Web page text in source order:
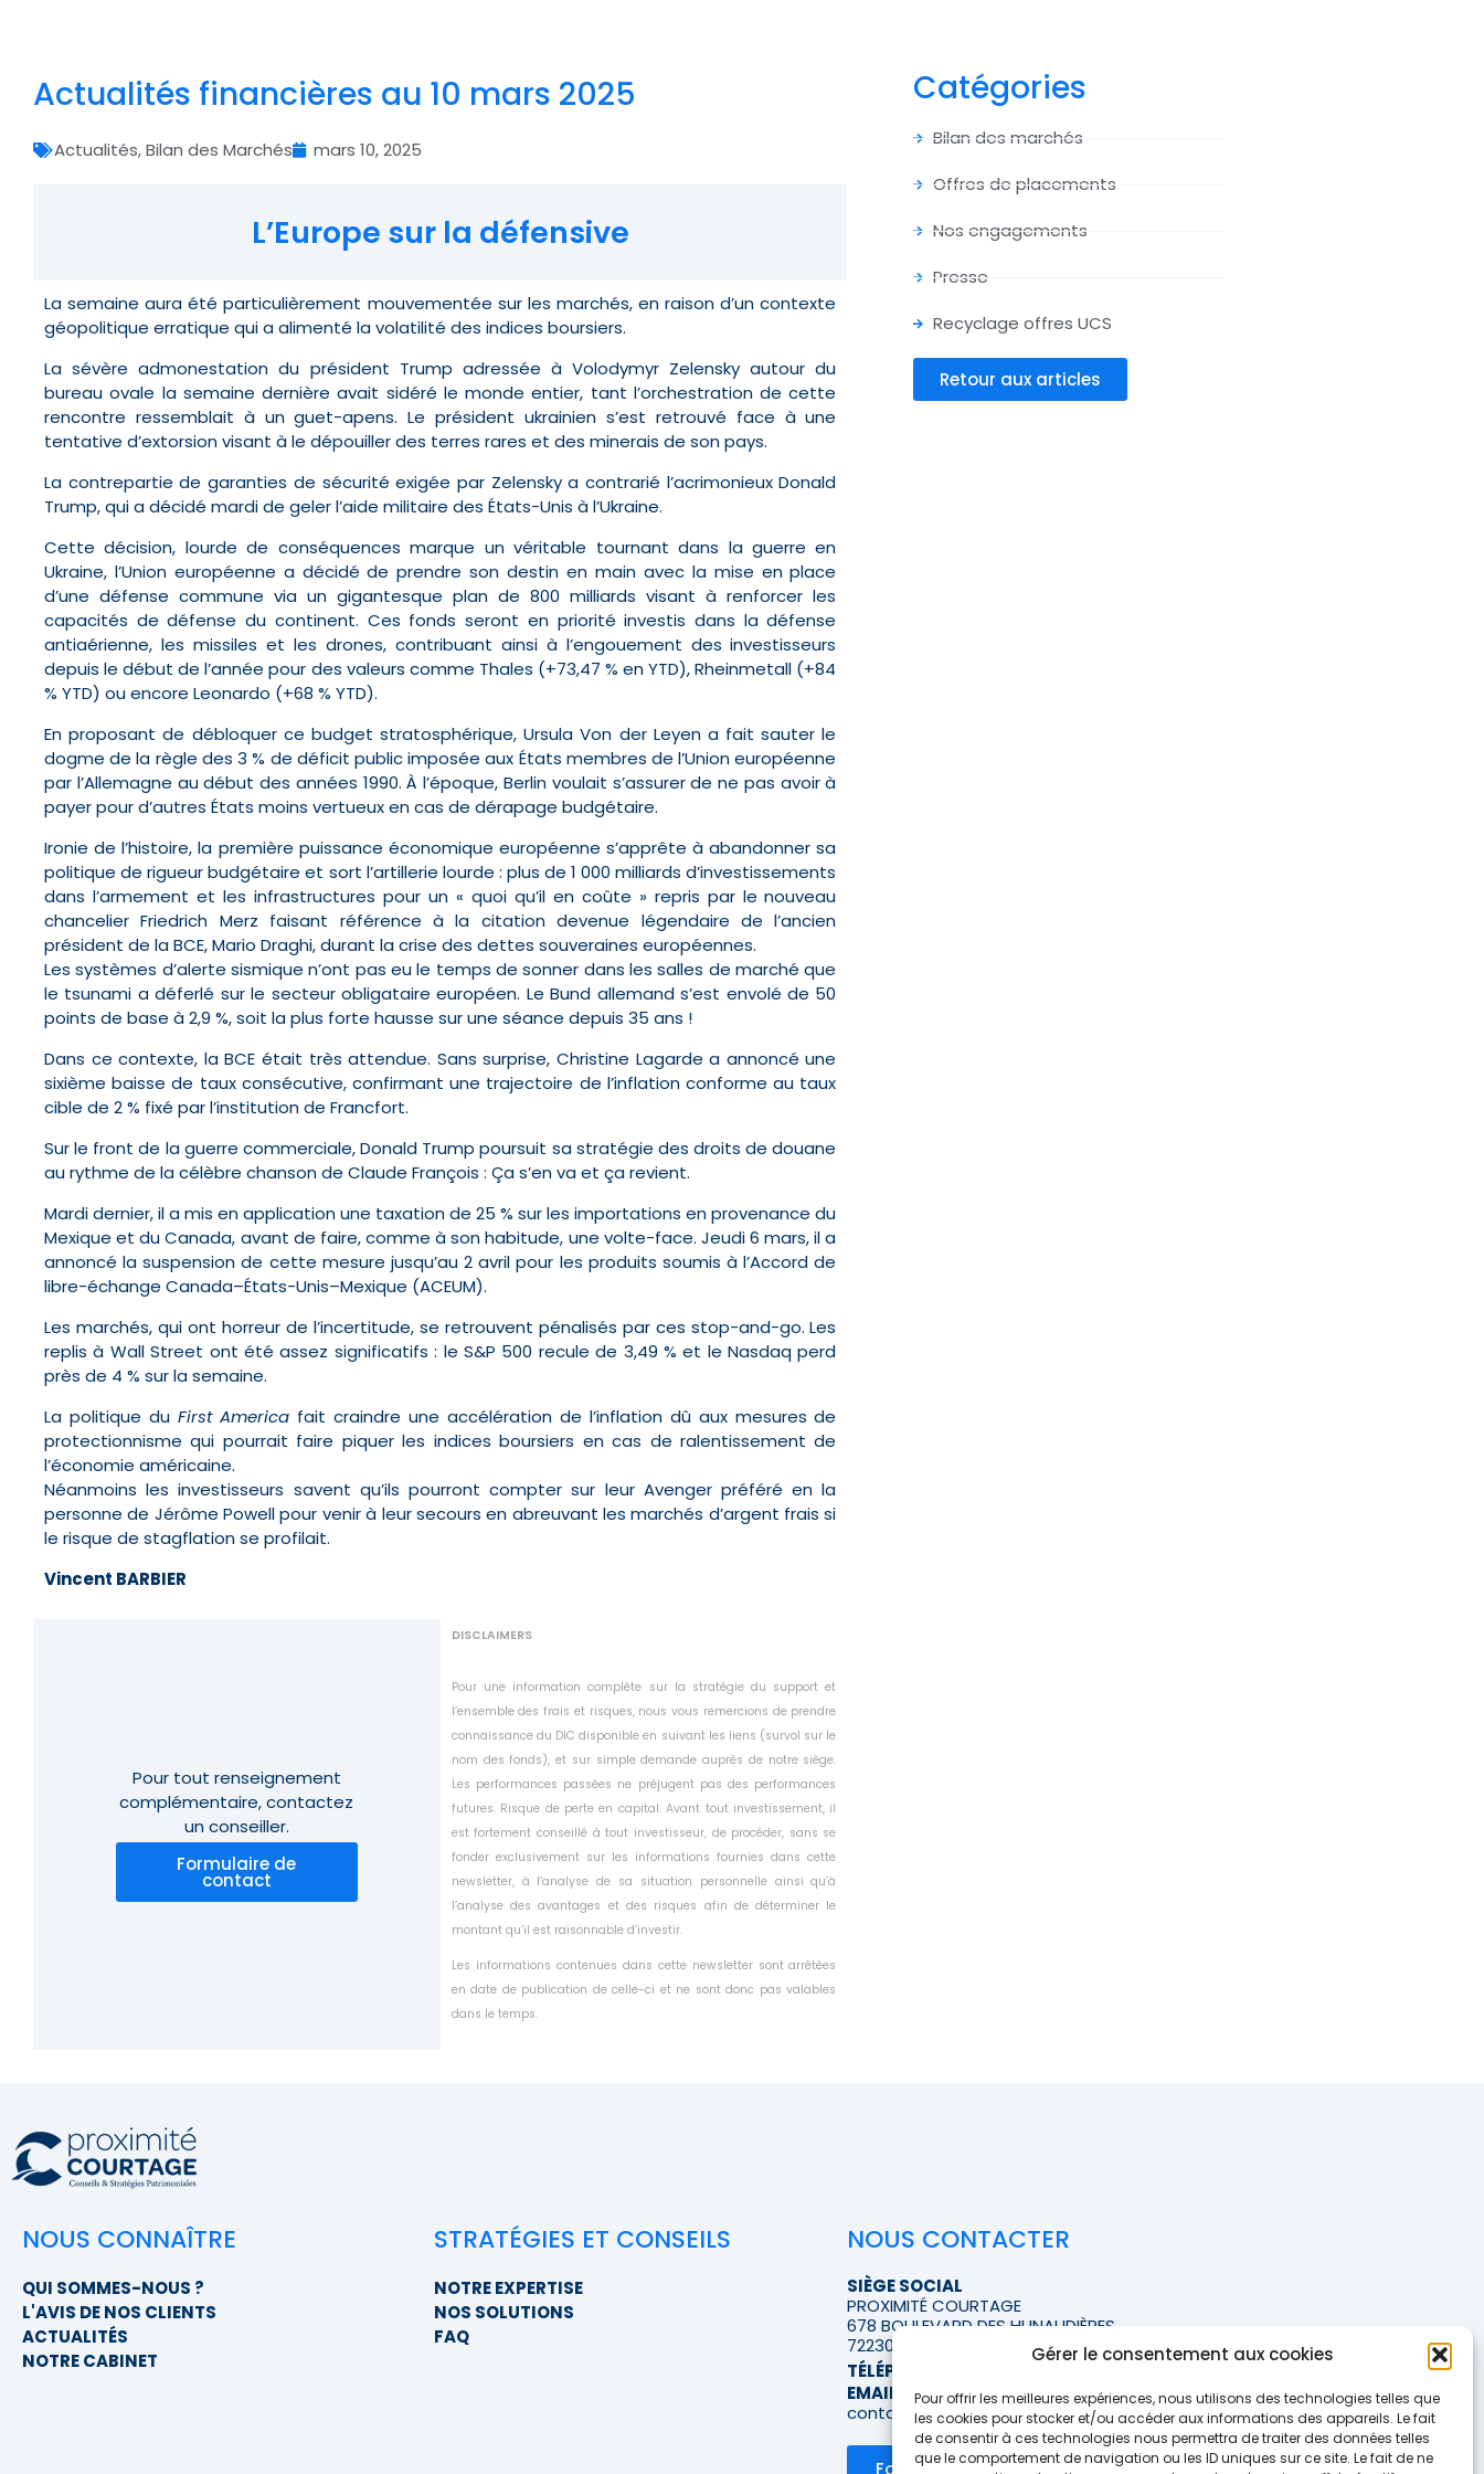
Gérer le consentement aux cookies
Pour offrir les meilleures expériences, nous utilisons des technologies telles que
les cookies pour stocker et/ou accéder aux informations des appareils. Le fait
de consentir à ces technologies nous permettra de traiter des données telles
que le comportement de navigation ou les ID uniques sur ce site. Le fait de ne
Actualités financières au 10 mars 2025
Actualités,Bilan des Marchés mars 10, 2025
L’Europe sur la défensive
La semaine aura été particulièrement mouvementée sur les marchés, en raison d’un contexte
géopolitique erratique qui a alimenté la volatilité des indices boursiers.
La sévère admonestation du président Trump adressée à Volodymyr Zelensky autour du
bureau ovale la semaine dernière avait sidéré le monde entier, tant l’orchestration de cette
rencontre ressemblait à un guet-apens. Le président ukrainien s’est retrouvé face à une
tentative d’extorsion visant à le dépouiller des terres rares et des minerais de son pays.
La contrepartie de garanties de sécurité exigée par Zelensky a contrarié l’acrimonieux Donald
Trump, qui a décidé mardi de geler l’aide militaire des États-Unis à l’Ukraine.
Cette décision, lourde de conséquences marque un véritable tournant dans la guerre en
Ukraine, l’Union européenne a décidé de prendre son destin en main avec la mise en place
d’une défense commune via un gigantesque plan de 800 milliards visant à renforcer les
capacités de défense du continent. Ces fonds seront en priorité investis dans la défense
antiaérienne, les missiles et les drones, contribuant ainsi à l’engouement des investisseurs
depuis le début de l’année pour des valeurs comme Thales (+73,47 % en YTD), Rheinmetall (+84
% YTD) ou encore Leonardo (+68 % YTD).
En proposant de débloquer ce budget stratosphérique, Ursula Von der Leyen a fait sauter le
dogme de la règle des 3 % de déficit public imposée aux États membres de l’Union européenne
par l’Allemagne au début des années 1990. À l’époque, Berlin voulait s’assurer de ne pas avoir à
payer pour d’autres États moins vertueux en cas de dérapage budgétaire.
Ironie de l’histoire, la première puissance économique européenne s’apprête à abandonner sa
politique de rigueur budgétaire et sort l’artillerie lourde : plus de 1 000 milliards d’investissements
dans l’armement et les infrastructures pour un « quoi qu’il en coûte » repris par le nouveau
chancelier Friedrich Merz faisant référence à la citation devenue légendaire de l’ancien
président de la BCE, Mario Draghi, durant la crise des dettes souveraines européennes.
Les systèmes d’alerte sismique n’ont pas eu le temps de sonner dans les salles de marché que
le tsunami a déferlé sur le secteur obligataire européen. Le Bund allemand s’est envolé de 50
points de base à 2,9 %, soit la plus forte hausse sur une séance depuis 35 ans !
Dans ce contexte, la BCE était très attendue. Sans surprise, Christine Lagarde a annoncé une
sixième baisse de taux consécutive, confirmant une trajectoire de l’inflation conforme au taux
cible de 2 % fixé par l’institution de Francfort.
Sur le front de la guerre commerciale, Donald Trump poursuit sa stratégie des droits de douane
au rythme de la célèbre chanson de Claude François : Ça s’en va et ça revient.
Mardi dernier, il a mis en application une taxation de 25 % sur les importations en provenance du
Mexique et du Canada, avant de faire, comme à son habitude, une volte-face. Jeudi 6 mars, il a
annoncé la suspension de cette mesure jusqu’au 2 avril pour les produits soumis à l’Accord de
libre-échange Canada–États-Unis–Mexique (ACEUM).
Les marchés, qui ont horreur de l’incertitude, se retrouvent pénalisés par ces stop-and-go. Les
replis à Wall Street ont été assez significatifs : le S&P 500 recule de 3,49 % et le Nasdaq perd
près de 4 % sur la semaine.
La politique du First Americafait craindre une accélération de l’inflation dû aux mesures de
protectionnisme qui pourrait faire piquer les indices boursiers en cas de ralentissement de
l’économie américaine.
Néanmoins les investisseurs savent qu’ils pourront compter sur leur Avenger préféré en la
personne de Jérôme Powell pour venir à leur secours en abreuvant les marchés d’argent frais si
le risque de stagflation se profilait.
Vincent BARBIER
Pour tout renseignement
complémentaire,contactez
un conseiller.
Formulaire de
contact
DISCLAIMERS
Pour une information complète sur la stratégie du support et
l’ensemble des frais et risques, nous vous remercions de prendre
connaissance du DIC disponible en suivant les liens (survol sur le
nom des fonds), et sur simple demande auprès de notre siège.
Les performances passées ne préjugent pas des performances
futures. Risque de perte en capital. Avant tout investissement, il
est fortement conseillé à tout investisseur, de procéder, sans se
fonder exclusivement sur les informations fournies dans cette
newsletter, à l’analyse de sa situation personnelle ainsi qu’à
l’analyse des avantages et des risques afin de déterminer le
montant qu’il est raisonnable d’investir.
Les informations contenues dans cette newsletter sont arrêtées
en date de publication de celle-ci et ne sont donc pas valables
dans le temps.
Catégories
Bilan des marchés
Offres de placements
Nos engagements
Presse
Recyclage offres UCS
Retour aux articles
NOUS CONNAÎTRE
QUI SOMMES-NOUS ?
L'AVIS DE NOS CLIENTS
ACTUALITÉS
NOTRE CABINET
STRATÉGIES ET CONSEILS
NOTRE EXPERTISE
NOS SOLUTIONS
FAQ
NOUS CONTACTER
SIÈGE SOCIAL
PROXIMITÉ COURTAGE
678 BOULEVARD DES HUNAUDIÈRES
72230 RUAUDIN
TÉLÉPHONE
EMAIL
contact@proximite-courtage.fr
Formulaire de contact